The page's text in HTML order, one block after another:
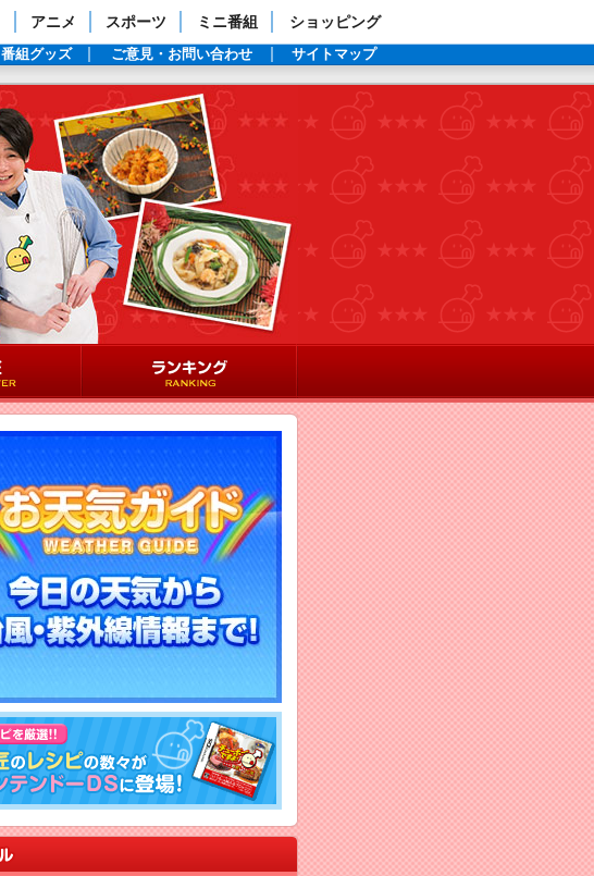
アニメ スポーツ ミニ番組 ショッピング
番組グッズ ご意見・お問い合わせ サイトマップ